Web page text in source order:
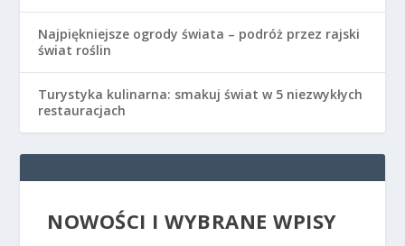
Najpiękniejsze ogrody świata – podróż przez rajski
świat roślin
Turystyka kulinarna: smakuj świat w 5 niezwykłych
restauracjach
NOWOŚCI I WYBRANE WPISY